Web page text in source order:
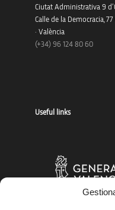
Ciutat Administrativa 9
Calle de la Democracia,
· València
(+34) 96 124 80 60
Useful links